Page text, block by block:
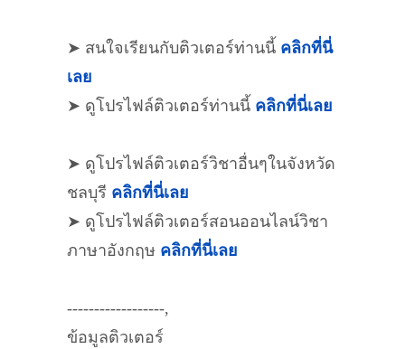
➤ สนใจเรียนกับติวเตอร์ท่านนี้ คลิกที่นี่
เลย
➤ ดูโปรไฟล์ติวเตอร์ท่านนี้ คลิกที่นี่เลย
➤ ดูโปรไฟล์ติวเตอร์วิชาอื่นๆในจังหวัด
ชลบุรี คลิกที่นี่เลย
➤ ดูโปรไฟล์ติวเตอร์สอนออนไลน์วิชา
ภาษาอังกฤษ คลิกที่นี่เลย
------------------,
ข้อมูลติวเตอร์